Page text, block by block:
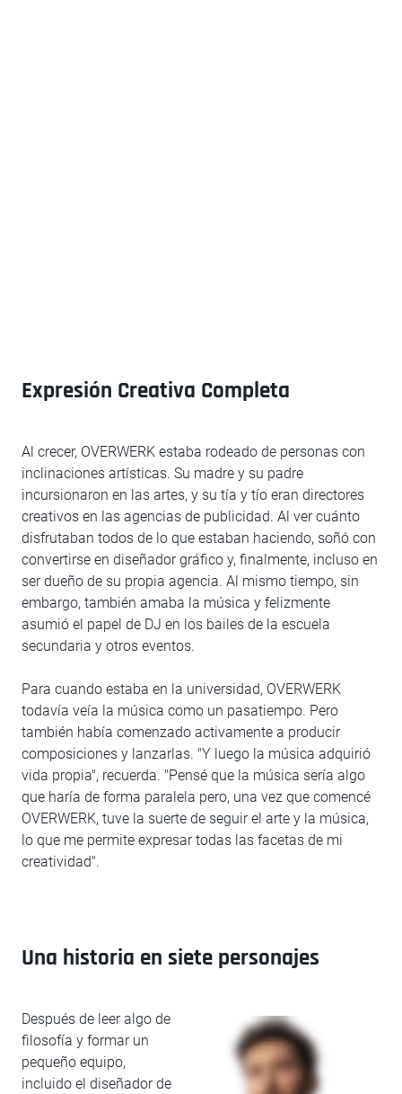
Expresión Creativa Completa
Al crecer, OVERWERK estaba rodeado de personas con
inclinaciones artísticas. Su madre y su padre
incursionaron en las artes, y su tía y tío eran directores
creativos en las agencias de publicidad. Al ver cuánto
disfrutaban todos de lo que estaban haciendo, soñó con
convertirse en diseñador gráfico y, finalmente, incluso en
ser dueño de su propia agencia. Al mismo tiempo, sin
embargo, también amaba la música y felizmente
asumió el papel de DJ en los bailes de la escuela
secundaria y otros eventos.
Para cuando estaba en la universidad, OVERWERK
todavía veía la música como un pasatiempo. Pero
también había comenzado activamente a producir
composiciones y lanzarlas. "Y luego la música adquirió
vida propia", recuerda. "Pensé que la música sería algo
que haría de forma paralela pero, una vez que comencé
OVERWERK, tuve la suerte de seguir el arte y la música,
lo que me permite expresar todas las facetas de mi
creatividad".
Una historia en siete personajes
Después de leer algo de
filosofía y formar un
pequeño equipo,
incluido el diseñador de